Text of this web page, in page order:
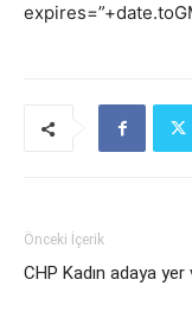
Önceki İçerik
CHP Kadın adaya yer